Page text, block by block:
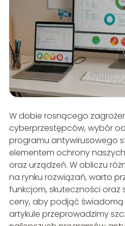
W dobie rosnącego
cyberprzestępców, wybór
programu antywirusowego
elementem ochrony
oraz urządzeń. W obliczu
na rynku rozwiązań, warto
funkcjom, skuteczności oraz
ceny, aby podjąć świadomą
artykule przeprowadzimy